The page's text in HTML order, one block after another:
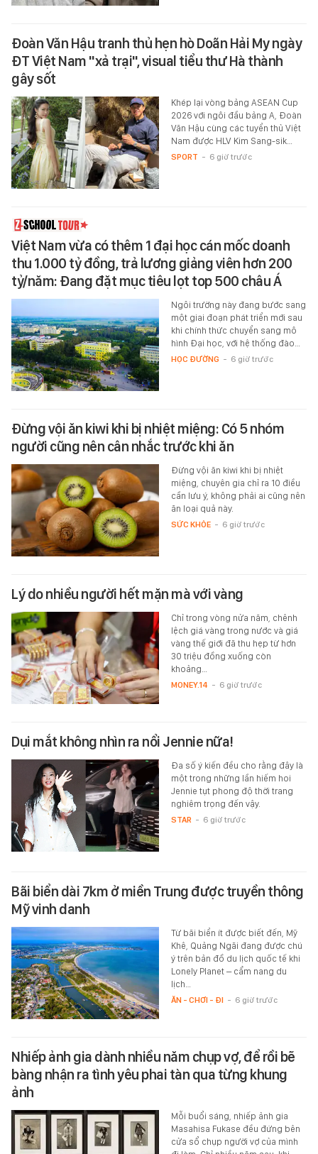
Đoàn Văn Hậu tranh thủ hẹn hò Doãn Hải My ngày
ĐT Việt Nam "xả trại", visual tiểu thư Hà thành
gây sốt
Khép lại vòng bảng ASEAN Cup
2026 với ngôi đầu bảng A, Đoàn
Văn Hậu cùng các tuyển thủ Việt
Nam được HLV Kim Sang-sik…
SPORT - 6 giờ trước
Việt Nam vừa có thêm 1 đại học cán mốc doanh
thu 1.000 tỷ đồng, trả lương giảng viên hơn 200
tỷ/năm: Đang đặt mục tiêu lọt top 500 châu Á
Ngôi trường này đang bước sang
một giai đoạn phát triển mới sau
khi chính thức chuyển sang mô
hình Đại học, với hệ thống đào…
HỌC ĐƯỜNG - 6 giờ trước
Đừng vội ăn kiwi khi bị nhiệt miệng: Có 5 nhóm
người cũng nên cân nhắc trước khi ăn
Đừng vội ăn kiwi khi bị nhiệt
miệng, chuyên gia chỉ ra 10 điều
cần lưu ý, không phải ai cũng nên
ăn loại quả này.
SỨC KHỎE - 6 giờ trước
Lý do nhiều người hết mặn mà với vàng
Chỉ trong vòng nửa năm, chênh
lệch giá vàng trong nước và giá
vàng thế giới đã thu hẹp từ hơn
30 triệu đồng xuống còn
khoảng…
MONEY.14 - 6 giờ trước
Dụi mắt không nhìn ra nổi Jennie nữa!
Đa số ý kiến đều cho rằng đây là
một trong những lần hiếm hoi
Jennie tụt phong độ thời trang
nghiêm trọng đến vậy.
STAR - 6 giờ trước
Bãi biển dài 7km ở miền Trung được truyền thông
Mỹ vinh danh
Từ bãi biển ít được biết đến, Mỹ
Khê, Quảng Ngãi đang được chú
ý trên bản đồ du lịch quốc tế khi
Lonely Planet – cẩm nang du
lịch…
ĂN - CHƠI - ĐI - 6 giờ trước
Nhiếp ảnh gia dành nhiều năm chụp vợ, để rồi bẽ
bàng nhận ra tình yêu phai tàn qua từng khung
ảnh
Mỗi buổi sáng, nhiếp ảnh gia
Masahisa Fukase đều đứng bên
cửa sổ chụp người vợ của mình